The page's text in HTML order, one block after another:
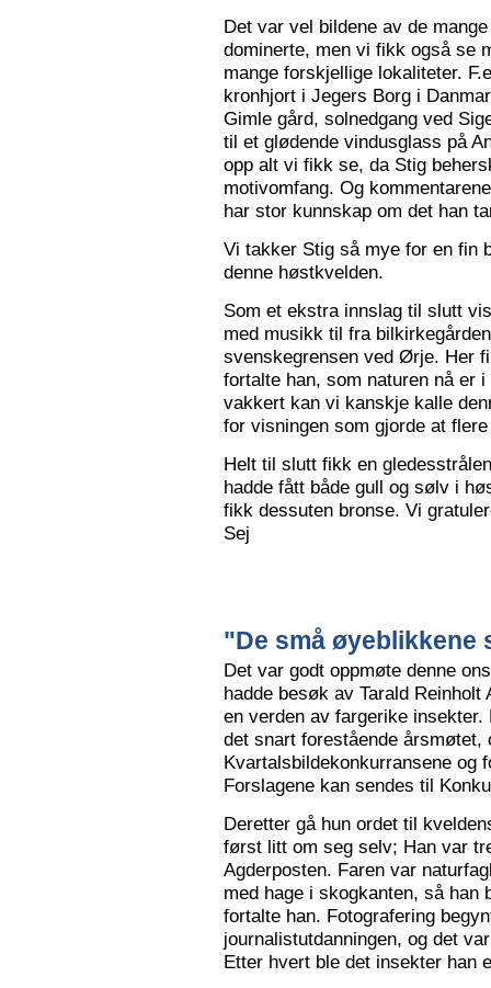
Det var vel bildene av de
dominerte, men vi fikk også se
mange forskjellige lokaliteter.
kronhjort i Jegers Borg i
Gimle gård, solnedgang ved
til et glødende vindusglass på
opp alt vi fikk se, da Stig
motivomfang. Og
har stor kunnskap om det han
Vi takker Stig så mye for en fin
denne høstkvelden.
Som et ekstra innslag til slutt
med musikk til fra
svenskegrensen ved Ørje. Her
fortalte han, som naturen nå er
vakkert kan vi kanskje kalle
for visningen som gjorde at
Helt til slutt fikk en
hadde fått både gull og sølv i
fikk dessuten bronse. Vi
Sej
"De små øyeblikkene
Det var godt oppmøte denne
hadde besøk av Tarald
en verden av fargerike
det snart forestående
Kvartalsbildekonkurransene og
Forslagene kan sendes til
Deretter gå hun ordet til
først litt om seg selv; Han var
Agderposten. Faren var
med hage i skogkanten, så han
fortalte han. Fotografering
journalistutdanningen, og det
Etter hvert ble det insekter han